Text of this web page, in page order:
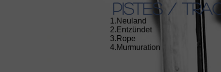
PISTES /
1.Neuland
2.Entzündet
3.Rope
4.Murmuration